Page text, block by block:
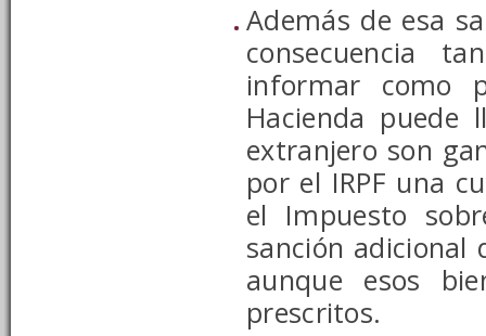
Además de esa
consecuencia
informar como
Hacienda puede
extranjero son
por el IRPF una
el Impuesto
sanción adicional
aunque esos
prescritos.